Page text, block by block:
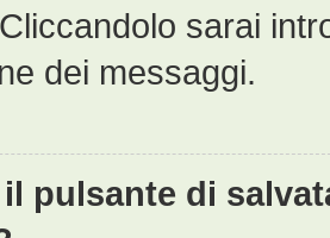
sarai
dei messaggi.
il pulsante di